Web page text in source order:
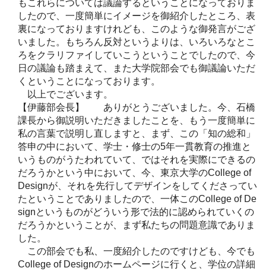
もこれらについては議論するということになっておりま
したので、一度簡単にイメージを御紹介したところ、表
裏になっておりますけれども、このような御発言がござ
いました。もちろん反対というよりは、いろいろなとこ
ろをクラリファイしていこうということでしたので、今
日の議論も踏まえて、また大学院部会でも御議論いただ
くということになっております。
以上でございます。
【伊藤部会長】 ありがとうございました。今、石橋
課長から御説明いただきましたことを、もう一度簡単に
私の言葉で説明し直しますと、まず、この「知の総和」
答申の中において、学士・修士の5年一貫教育の推進と
いうものがうたわれていて、ではそれを実際にできるの
だろうかという中において、今、東京大学のCollege of
Designが、それを先行してデザインをしてくださってい
たということでありましたので、一体このCollege of De
signというものがどういう形で法的に認められていくの
だろうかということが、まず私たちの問題意識でありま
した。
この部会でも私、一度紹介したのですけども、今でも
College of Designのホームページに行くと、学位の詳細